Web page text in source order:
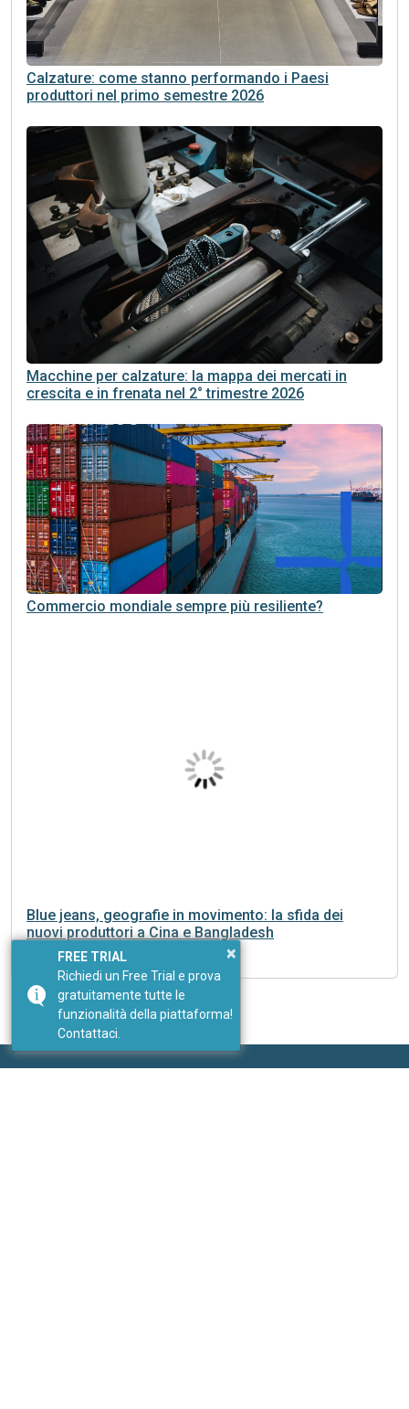
Calzature: come stanno performando i Paesi
produttori nel primo semestre 2026
Macchine per calzature: la mappa dei mercati in
crescita e in frenata nel 2° trimestre 2026
Commercio mondiale sempre più resiliente?
Seguici
×
FREE TRIAL
Richiedi un Free Trial e prova
gratuitamente tutte le
funzionalità della piattaforma!
Contattaci.